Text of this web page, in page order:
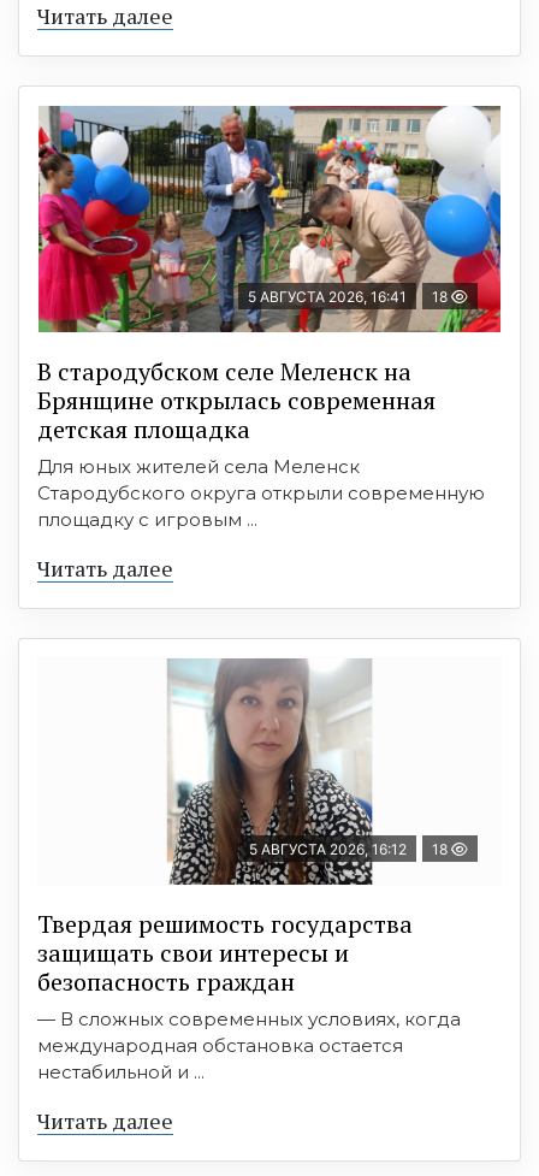
Читать далее
5 АВГУСТА 2026, 16:41 18
В стародубском селе Меленск на
Брянщине открылась современная
детская площадка
Для юных жителей села Меленск
Стародубского округа открыли современную
площадку с игровым ...
Читать далее
5 АВГУСТА 2026, 16:12 18
Твердая решимость государства
защищать свои интересы и
безопасность граждан
— В сложных современных условиях, когда
международная обстановка остается
нестабильной и ...
Читать далее